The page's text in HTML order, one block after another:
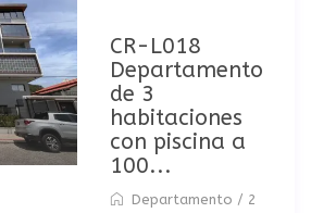
CR-L018
Departamento
de 3
habitaciones
con piscina a
100...
Departamento / 2